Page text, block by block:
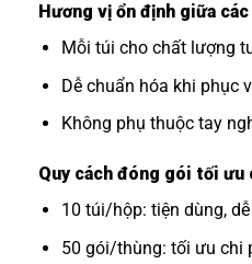
Hương vị ổn định giữa
Mỗi túi cho chất lượng
Dễ chuẩn hóa khi phục
Không phụ thuộc tay
Quy cách đóng gói tối ưu
10 túi/hộp: tiện dùng,
50 gói/thùng: tối ưu chi